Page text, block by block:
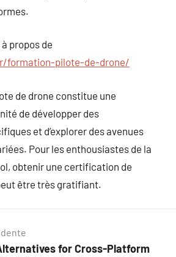
propos de
formation-pilote-de-drone/
de drone constitue une
de développer des
et d’explorer des avenues
Pour les enthousiastes de la
obtenir une certification de
être très gratifiant.
for Cross-Platform